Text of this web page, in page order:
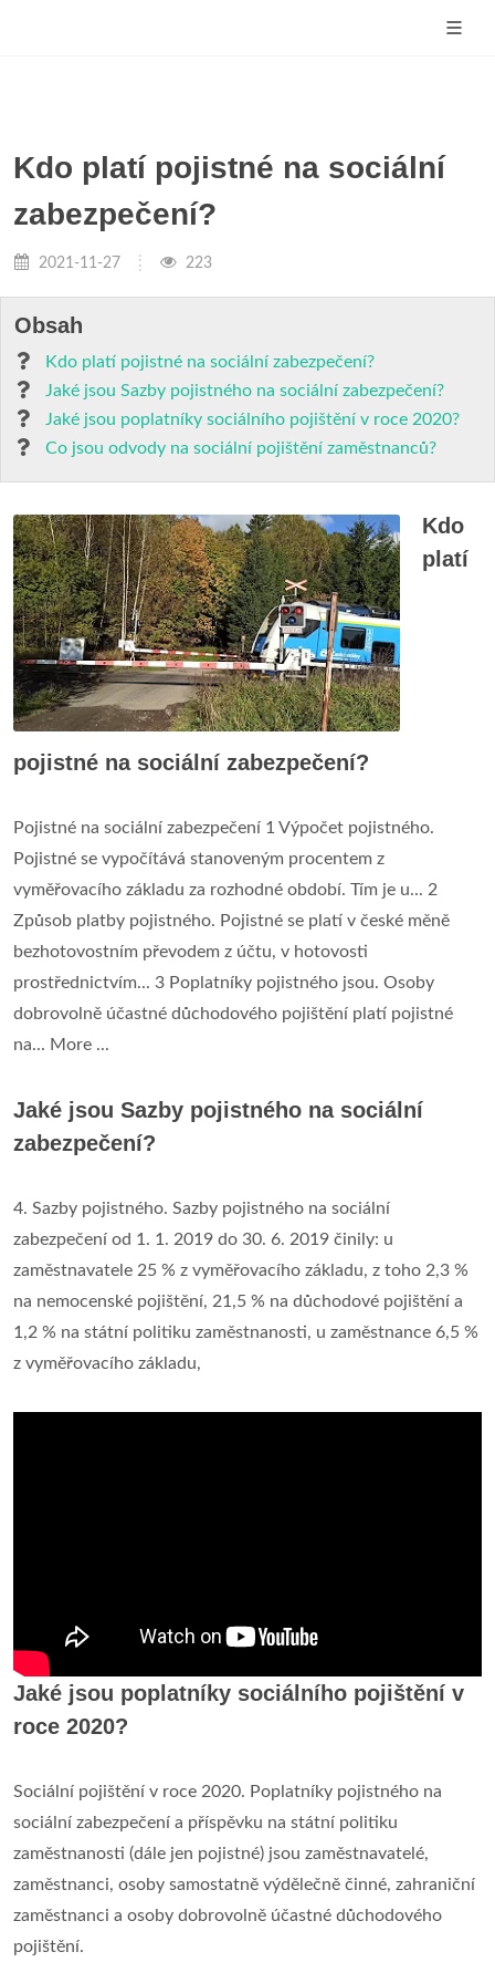
Kdo platí pojistné na sociální
zabezpečení?
2021-11-27 223
Obsah
Kdo platí pojistné na sociální zabezpečení?
Jaké jsou Sazby pojistného na sociální zabezpečení?
Jaké jsou poplatníky sociálního pojištění v roce 2020?
Co jsou odvody na sociální pojištění zaměstnanců?
Kdo
platí
pojistné na sociální zabezpečení?
Pojistné na sociální zabezpečení 1 Výpočet pojistného.
Pojistné se vypočítává stanoveným procentem z
vyměřovacího základu za rozhodné období. Tím je u... 2
Způsob platby pojistného. Pojistné se platí v české měně
bezhotovostním převodem z účtu, v hotovosti
prostřednictvím... 3 Poplatníky pojistného jsou. Osoby
dobrovolně účastné důchodového pojištění platí pojistné
na... More ...
Jaké jsou Sazby pojistného na sociální
zabezpečení?
4. Sazby pojistného. Sazby pojistného na sociální
zabezpečení od 1. 1. 2019 do 30. 6. 2019 činily: u
zaměstnavatele 25 % z vyměřovacího základu, z toho 2,3 %
na nemocenské pojištění, 21,5 % na důchodové pojištění a
1,2 % na státní politiku zaměstnanosti, u zaměstnance 6,5 %
z vyměřovacího základu,
Jaké jsou poplatníky sociálního pojištění v
roce 2020?
Sociální pojištění v roce 2020. Poplatníky pojistného na
sociální zabezpečení a příspěvku na státní politiku
zaměstnanosti (dále jen pojistné) jsou zaměstnavatelé,
zaměstnanci, osoby samostatně výdělečně činné, zahraniční
zaměstnanci a osoby dobrovolně účastné důchodového
pojištění.